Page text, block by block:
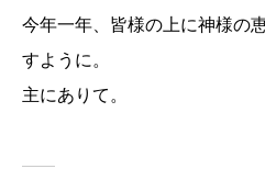
今年一年、皆様の上に神様の
すように。
主にありて。